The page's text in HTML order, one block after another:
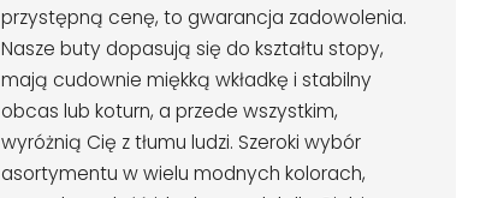
przystępną cenę, to gwarancja zadowolenia.
Nasze buty dopasują się do kształtu stopy,
mają cudownie miękką wkładkę i stabilny
obcas lub koturn, a przede wszystkim,
wyróżnią Cię z tłumu ludzi. Szeroki wybór
asortymentu w wielu modnych kolorach,